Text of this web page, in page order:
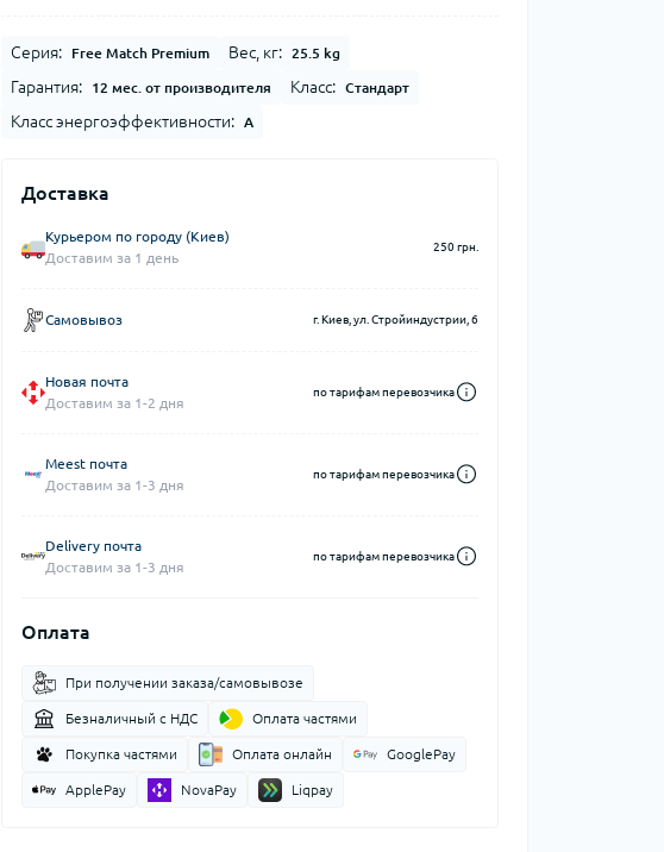
Серия: Free Match Premium Вес, кг: 25.5 kg
Гарантия: 12 мес. от производителя Класс: Стандарт
Класс энергоэффективности: A
Доставка
Курьером по городу (Киев)
Доставим за 1 день
250 грн.
Самовывоз г. Киев, ул. Стройиндустрии, 6
Новая почта
Доставим за 1-2 дня
по тарифам перевозчика
Meest почта
Доставим за 1-3 дня
по тарифам перевозчика
Delivery почта
Доставим за 1-3 дня
по тарифам перевозчика
Оплата
При получении заказа/самовывозе
Безналичный с НДС Оплата частями
Покупка частями Оплата онлайн GooglePay
ApplePay NovaPay Liqpay